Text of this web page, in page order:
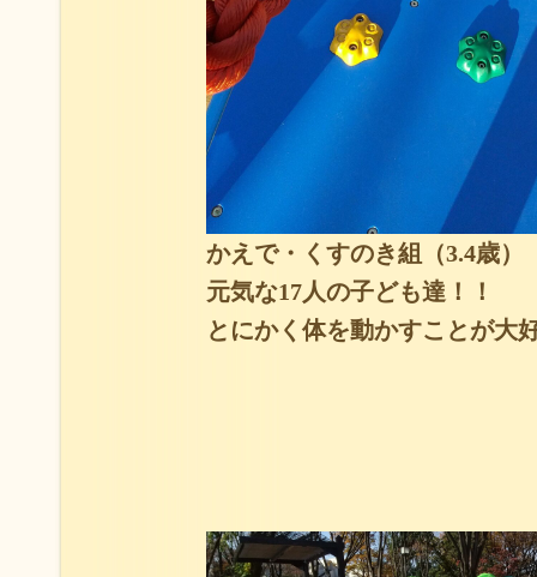
かえで・くすのき組（3.4歳）
元気な17人の子ども達！！
とにかく体を動かすことが大